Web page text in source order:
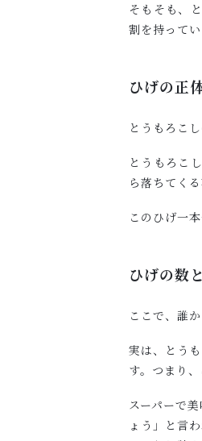
そもそも、
割を持って
ひげの正
とうもろこ
とうもろこ
ら落ちてく
このひげ一
ひげの数
ここで、誰
実は、とう
す。つまり
スーパーで
ょう」と言